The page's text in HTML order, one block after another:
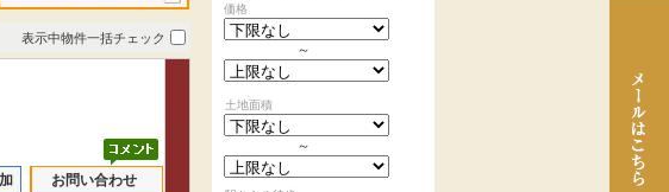
価格
～
土地面積
～
表示中物件一括チェック
お問い合わせ